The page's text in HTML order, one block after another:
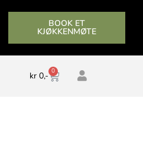
BOOK ET
KJØKKENMØTE
kr0,- 0